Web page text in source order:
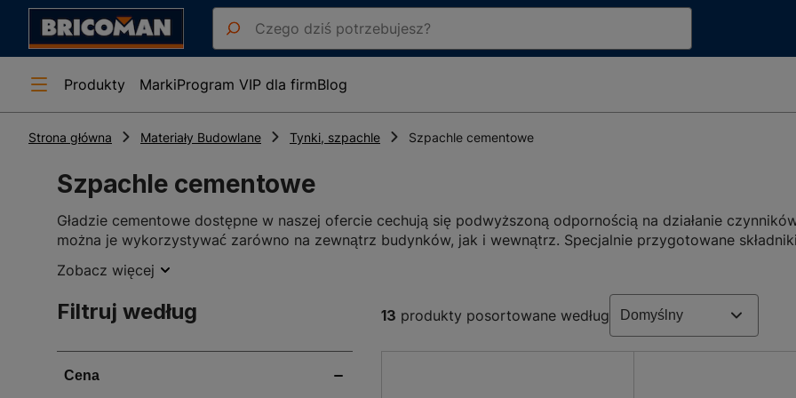
Produkty MarkiProgram VIP dla firmBlog
Strona główna Materiały Budowlane Tynki, szpachle Szpachle cementowe
Szpachle cementowe
Gładzie cementowe dostępne w naszej ofercie cechują się podwyższoną odpornością na działanie
można je wykorzystywać zarówno na zewnątrz budynków, jak i wewnątrz. Specjalnie przygotowane
promieniowania UV. W tej kategorii można znaleźć szpachel cementowe służące między innymi do
wykonanych z betonu oraz żelbetonu. Świetnie sprawdzą się do naprawy słupów, wsporników, stropów,
konstrukcji.
Gładzie szpachlowe wykorzystuje się do szpachlowania na podłożach betonowych, tradycyjnych tynkach
tynkach żywicznych i cementowo-wapiennych. Ponadto świetnie sprawdzają się do szpachlowania
Zobacz więcej
Filtruj według 13 produkty posortowane według